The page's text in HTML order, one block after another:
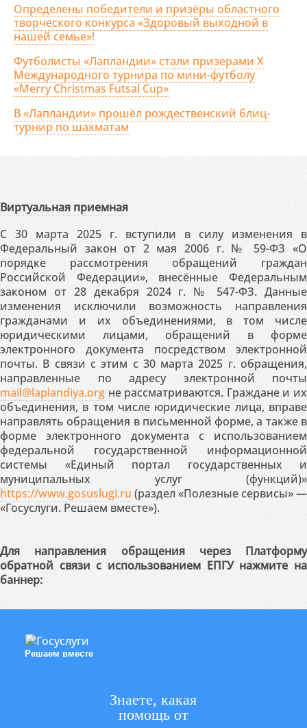
Определены победители и призёры областного
творческого конкурса «Здоровый выходной в
нашей семье»!
Футболисты «Лапландии» стали призерами X
Международного турнира по мини-футболу
«Merry Christmas Futsal Cup»
В «Лапландии» прошёл рождественский блиц-
турнир по шахматам
Виртуальная приемная
С 30 марта 2025 г. вступили в силу изменения в
Федеральный закон от 2 мая 2006 г. № 59-ФЗ «О
порядке рассмотрения обращений граждан
Российской Федерации», внесённые Федеральным
законом от 28 декабря 2024 г. № 547-ФЗ. Данные
изменения исключили возможность направления
гражданами и их объединениями, в том числе
юридическими лицами, обращений в форме
электронного документа посредством электронной
почты. В связи с этим с 30 марта 2025 г. обращения,
направленные по адресу электронной почты
mail@laplandiya.org не рассматриваются. Граждане и их
объединения, в том числе юридические лица, вправе
направлять обращения в письменной форме, а также в
форме электронного документа с использованием
федеральной государственной информационной
системы «Единый портал государственных и
муниципальных услуг (функций)»
https://www.gosuslugi.ru (раздел «Полезные сервисы» —
«Госуслуги. Решаем вместе»).
Для направления обращения через Платформу
обратной связи с использованием ЕПГУ нажмите на
баннер:
Решаем вместе
Знаете, какая
помощь от